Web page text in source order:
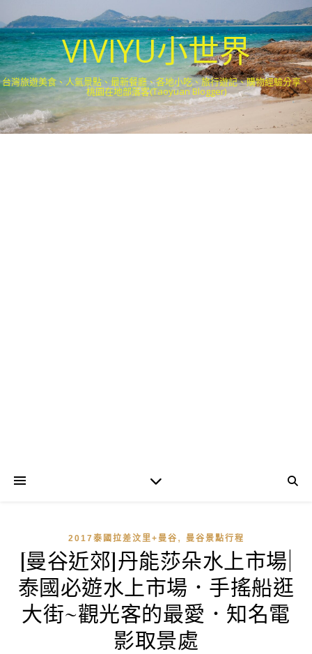
VIVIYU小世界
台灣旅遊美食、人氣景點、最新餐廳、各地小吃、旅行遊記、購物經驗分享．
桃園在地部落客(Taoyuan Blogger)
2017泰國拉差汶里+曼谷 , 曼谷景點行程
[曼谷近郊]丹能莎朵水上市場|
泰國必遊水上市場．手搖船逛
大街~觀光客的最愛．知名電
影取景處